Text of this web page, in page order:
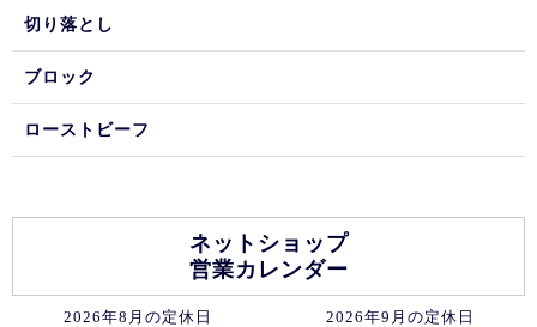
切り落とし
ブロック
ローストビーフ
ネットショップ
営業カレンダー
2026年8月の定休日 2026年9月の定休日